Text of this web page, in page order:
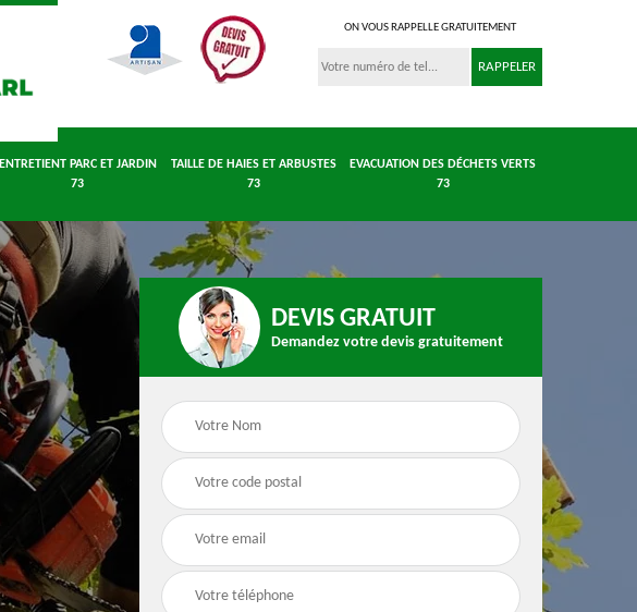
ON VOUS RAPPELLE GRATUITEMENT
ENTRETIENT PARC ET JARDIN
73
TAILLE DE HAIES ET ARBUSTES
73
EVACUATION DES DÉCHETS VERTS
73
Abattage d'arbres et
arbres dangereux 73
jardin 73
arbustes 73
DEVIS GRATUIT
Demandez votre devis gratuitement